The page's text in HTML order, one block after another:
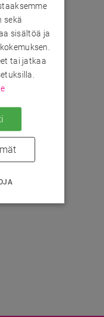
sekä
sisältöä ja
tai jatkaa